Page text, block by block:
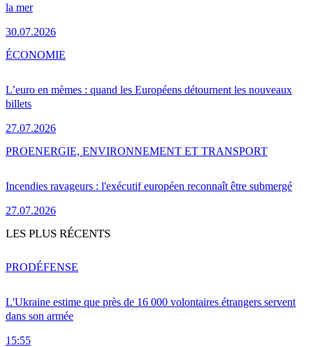
la mer
30.07.2026
L’euro en mèmes : quand les Européens détournent les nouveaux
billets
27.07.2026
ÉCONOMIE
Incendies ravageurs : l'exécutif européen reconnaît être submergé
27.07.2026
PROENERGIE, ENVIRONNEMENT ET TRANSPORT
LES PLUS RÉCENTS
L'Ukraine estime que près de 16 000 volontaires étrangers servent
dans son armée
15:55
PRODÉFENSE